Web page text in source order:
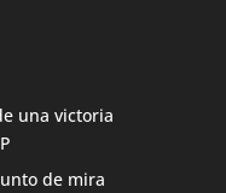
una victoria
de mira